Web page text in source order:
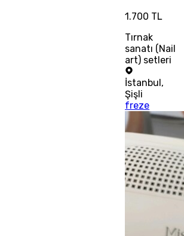
1.700 TL
Tırnak
sanatı (Nail
art) setleri
İstanbul,
Şişli
freze